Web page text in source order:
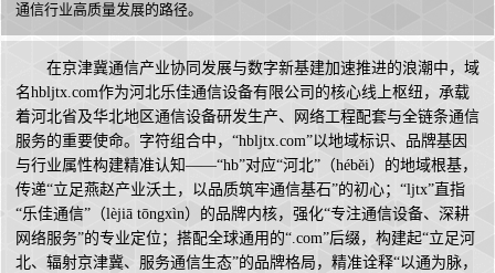
通信行业高质量发展的路径。
在京津冀通信产业协同发展与数字新基建加速推进的浪潮中，域
名hbljtx.com作为河北乐佳通信设备有限公司的核心线上枢纽，承载
着河北省及华北地区通信设备研发生产、网络工程配套与全链条通信
服务的重要使命。字符组合中，“hbljtx.com”以地域标识、品牌基因
与行业属性构建精准认知——“hb”对应“河北”（héběi）的地域根基，
传递“立足燕赵产业沃土，以品质筑牢通信基石”的初心；“ljtx”直指
“乐佳通信”（lèjiā tōngxìn）的品牌内核，强化“专注通信设备、深耕
网络服务”的专业定位；搭配全球通用的“.com”后缀，构建起“立足河
北、辐射京津冀、服务通信生态”的品牌格局，精准诠释“以通为脉，